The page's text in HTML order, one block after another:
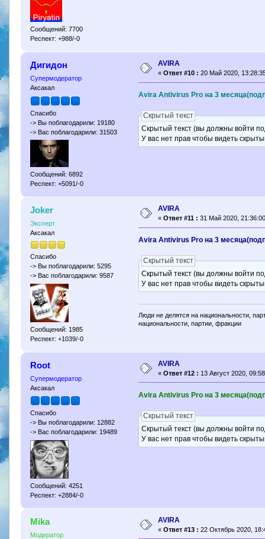
Сообщений: 7700
Респект: +988/-0
Дигидон
Супермодератор
Аксакал
Спасибо
-> Вы поблагодарили: 19180
-> Вас поблагодарили: 31503
Сообщений: 6892
Респект: +5091/-0
AVIRA
« Ответ #10 : 20 Май 2020,
Avira Antivirus Pro на 3
Скрытый текст
Скрытый текст (вы должны войти
У вас нет прав чтобы видеть
Joker
Эксперт
Аксакал
Спасибо
-> Вы поблагодарили: 5295
-> Вас поблагодарили: 9587
Сообщений: 1985
Респект: +1039/-0
AVIRA
« Ответ #11 : 31 Май 2020,
Avira Antivirus Pro на 3
Скрытый текст
Скрытый текст (вы должны войти
У вас нет прав чтобы видеть
Люди не делятся на национальности,
национальности, партии, фракции
Root
Супермодератор
Аксакал
Спасибо
-> Вы поблагодарили: 12882
-> Вас поблагодарили: 19489
Сообщений: 4251
Респект: +2884/-0
AVIRA
« Ответ #12 : 13 Август 2020,
Avira Antivirus Pro на 3
Скрытый текст
Скрытый текст (вы должны войти
У вас нет прав чтобы видеть
Mika
Модератор
AVIRA
« Ответ #13 : 22 Октябрь 2020,